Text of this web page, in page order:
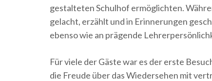
gestalteten Schulhof ermöglichten.
gelacht, erzählt und in Erinnerungen
ebenso wie an prägende
Für viele der Gäste war es der erste
die Freude über das Wiedersehen mit